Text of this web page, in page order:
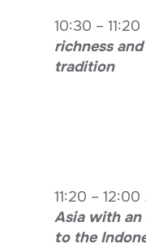
10:30 – 11:20
richness
tradition
11:20 – 12:00
Asia with an
to the